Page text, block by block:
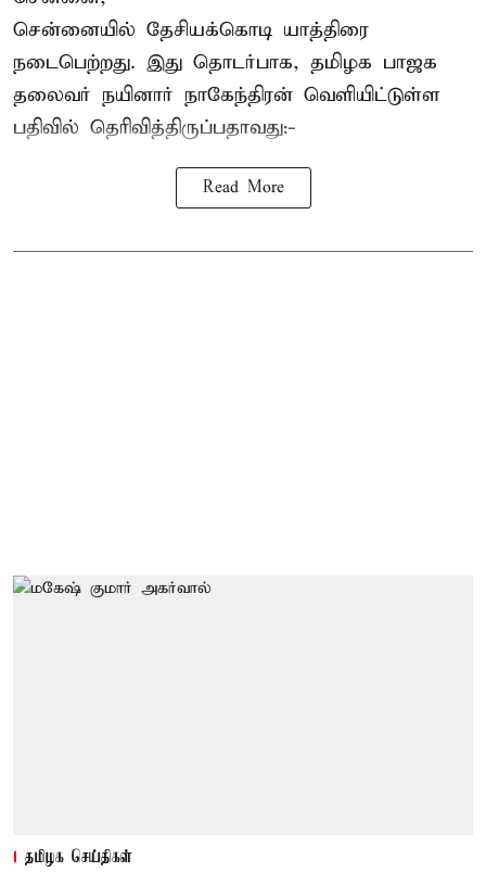
சென்னையில் தேசியக்கொடி யாத்திரை
நடைபெற்றது. இது தொடர்பாக, தமிழக பாஜக
தலைவர் நயினார் நாகேந்திரன் வெளியிட்டுள்ள
பதிவில் தெரிவித்திருப்பதாவது:-
Read More
தமிழக செய்திகள்